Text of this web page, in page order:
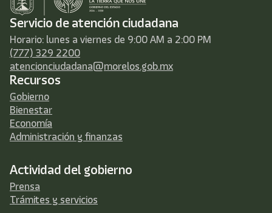
Servicio de atención ciudadana
Horario: lunes a viernes de 9:00 AM a 2:00 PM
(777) 329 2200
atencionciudadana@morelos.gob.mx
Recursos
Gobierno
Bienestar
Economía
Administración y finanzas
Actividad del gobierno
Prensa
Trámites y servicios